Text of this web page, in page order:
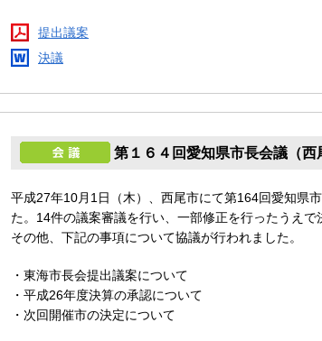
提出議案
決議
第１６４回愛知県市長会議（西
平成27年10月1日（木）、西尾市にて第164回愛知県
た。14件の議案審議を行い、一部修正を行ったうえで
その他、下記の事項について協議が行われました。
・東海市長会提出議案について
・平成26年度決算の承認について
・次回開催市の決定について